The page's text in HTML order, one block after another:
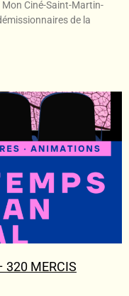
Ciné-Saint-Martin-
de la
320 MERCIS